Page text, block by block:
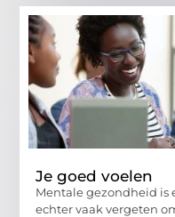
Je goed voelen
Mentale gezondheid
echter vaak vergeten